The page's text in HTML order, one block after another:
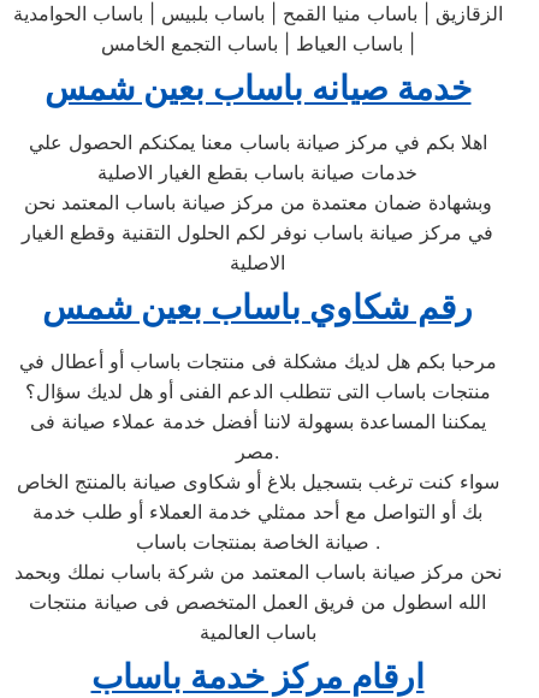
الزقازيق | باساب منيا القمح | باساب بلبيس | باساب الحوامدية
| باساب العياط | باساب التجمع الخامس
خدمة صيانه باساب بعين شمس
اهلا بكم في مركز صيانة باساب معنا يمكنكم الحصول علي
خدمات صيانة باساب بقطع الغيار الاصلية
وبشهادة ضمان معتمدة من مركز صيانة باساب المعتمد نحن
في مركز صيانة باساب نوفر لكم الحلول التقنية وقطع الغيار
الاصلية
رقم شكاوي باساب بعين شمس
مرحبا بكم هل لديك مشكلة فى منتجات باساب أو أعطال في
منتجات باساب التى تتطلب الدعم الفنى أو هل لديك سؤال؟
يمكننا المساعدة بسهولة لاننا أفضل خدمة عملاء صيانة فى
مصر.
سواء كنت ترغب بتسجيل بلاغ أو شكاوى صيانة بالمنتج الخاص
بك أو التواصل مع أحد ممثلي خدمة العملاء أو طلب خدمة
صيانة الخاصة بمنتجات باساب .
نحن مركز صيانة باساب المعتمد من شركة باساب نملك وبحمد
الله اسطول من فريق العمل المتخصص فى صيانة منتجات
باساب العالمية
ارقام مركز خدمة باساب